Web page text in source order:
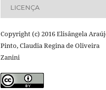
LICENÇA
Copyright (c) 2016 Elisângela
Pinto, Claudia Regina de Oliveira
Zanini